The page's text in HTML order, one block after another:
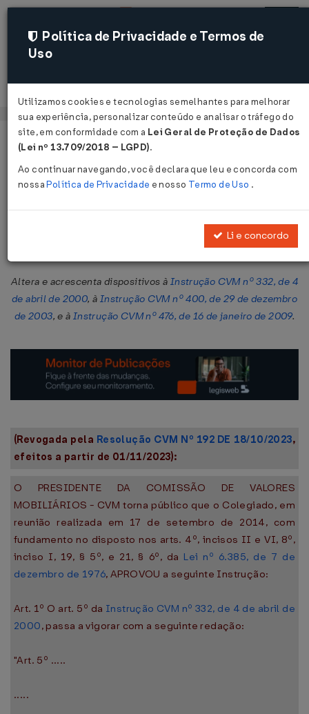
Acessar
Página Inicial Legislações
Instrução CVM Nº 551 DE
Altera e acrescenta dispositivos à Instrução CVM nº 332, de 4
de abril de 2000, à Instrução CVM nº 400, de 29 de dezembro
de 2003, e à Instrução CVM nº 476, de 16 de janeiro de 2009.
(Revogada pela Resolução CVM Nº 192 DE 18/10/2023,
efeitos a partir de 01/11/2023):
O PRESIDENTE DA COMISSÃO DE VALORES
MOBILIÁRIOS - CVM torna público que o Colegiado, em
reunião realizada em 17 de setembro de 2014, com
fundamento no disposto nos arts. 4º, incisos II e VI, 8º,
inciso I, 19, § 5º, e 21, § 6º, da Lei nº 6.385, de 7 de
dezembro de 1976, APROVOU a seguinte Instrução:
Art. 1º O art. 5º da Instrução CVM nº 332, de 4 de abril de
2000, passa a vigorar com a seguinte redação:
"Art. 5º .....
.....
Política de Privacidade e Termos de
Uso
Utilizamos cookies e tecnologias semelhantes para melhorar
sua experiência, personalizar conteúdo e analisar o tráfego do
site, em conformidade com a Lei Geral de Proteção de Dados
(Lei nº 13.709/2018 – LGPD).
Ao continuar navegando, você declara que leu e concorda com
nossaPolítica de Privacidade e nosso Termo de Uso .
Li e concordo